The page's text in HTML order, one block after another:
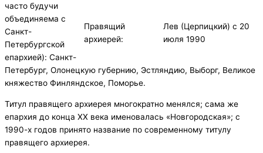
Правящий
архиерей:
Лев (Церпицкий) с 20
июля 1990
часто будучи
объединяема с
Санкт-
Петербургской
епархией): Санкт-
Петербург, Олонецкую губернию, Эстляндию, Выборг, Великое
княжество Финляндское, Поморье.
Титул правящего архиерея многократно менялся; сама же
епархия до конца XX века именовалась «Новгородская»; с
1990-х годов принято название по современному титулу
правящего архиерея.